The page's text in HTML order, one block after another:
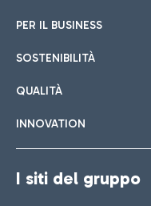
PER IL BUSINESS
SOSTENIBILITÀ
QUALITÀ
INNOVATION
I siti del gruppo